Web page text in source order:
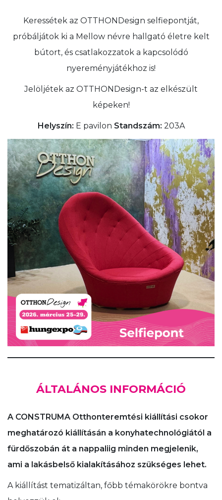
Keressétek az OTTHONDesign selfiepontját,
próbáljátok ki a Mellow névre hallgató életre kelt
bútort, és csatlakozzatok a kapcsolódó
nyereményjátékhoz is!
Jelöljétek az OTTHONDesign-t az elkészült
képeken!
Helyszín: E pavilon Standszám: 203A
ÁLTALÁNOS INFORMÁCIÓ
A CONSTRUMA Otthonteremtési kiállítási csokor
meghatározó kiállításán a konyhatechnológiától a
fürdőszobán át a nappaliig minden megjelenik,
ami a lakásbelső kialakításához szükséges lehet.
A kiállítást tematizáltan, főbb témakörökre bontva